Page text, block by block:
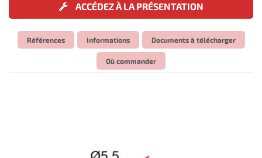
ACCÉDEZ À LA PRÉSENTATION
Références Informations Documents à télécharger
Où commander